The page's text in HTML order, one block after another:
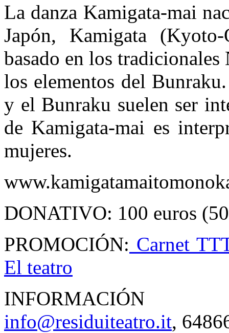
La danza Kamigata-mai
Japón, Kamigata
basado en los
los elementos del
y el Bunraku suelen ser
de Kamigata-mai es
mujeres.
DONATIVO: 100 euros
PROMOCIÓN: Carnet
El teatro
INFORMACIÓN
info@residuiteatro.it,